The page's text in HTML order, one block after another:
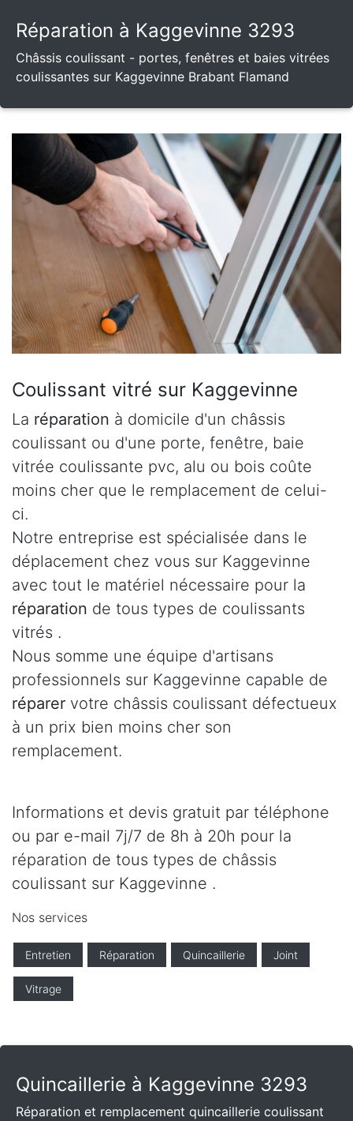
Réparation à Kaggevinne 3293
Châssis coulissant - portes, fenêtres et baies vitrées
coulissantes sur Kaggevinne Brabant Flamand
Coulissant vitré sur Kaggevinne
La réparation à domicile d'un châssis
coulissant ou d'une porte, fenêtre, baie
vitrée coulissante pvc, alu ou bois coûte
moins cher que le remplacement de celui-
ci.
Notre entreprise est spécialisée dans le
déplacement chez vous sur Kaggevinne
avec tout le matériel nécessaire pour la
réparation de tous types de coulissants
vitrés .
Nous somme une équipe d'artisans
professionnels sur Kaggevinne capable de
réparer votre châssis coulissant défectueux
à un prix bien moins cher son
remplacement.
Informations et devis gratuit par téléphone
ou par e-mail 7j/7 de 8h à 20h pour la
réparation de tous types de châssis
coulissant sur Kaggevinne .
Nos services
Entretien Réparation Quincaillerie Joint
Vitrage
Quincaillerie à Kaggevinne 3293
Réparation et remplacement quincaillerie coulissant